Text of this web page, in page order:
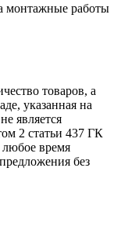
монтажные работы
товаров, а
указанная на
является
2 статьи 437 ГК
любое время
без